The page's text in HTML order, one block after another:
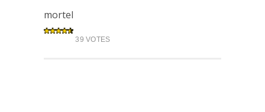
mortel
39 VOTES